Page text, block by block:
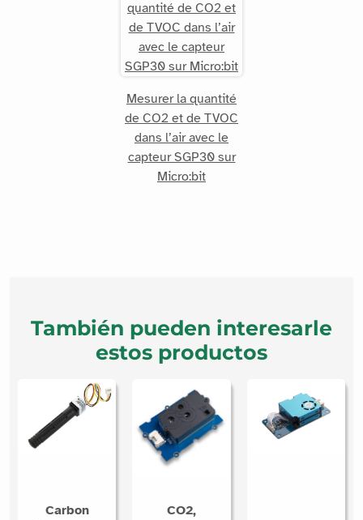
Mesurer la quantité
de CO2 et de TVOC
dans l’air avec le
capteur SGP30 sur
Micro:bit
También pueden interesarle
estos productos
Carbon
CO2,